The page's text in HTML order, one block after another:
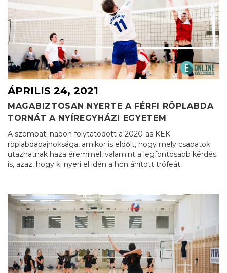
ÁPRILIS 24, 2021
MAGABIZTOSAN NYERTE A FÉRFI RÖPLABDA
TORNÁT A NYÍREGYHÁZI EGYETEM
A szombati napon folytatódott a 2020-as KEK
röplabdabajnoksága, amikor is eldőlt, hogy mely csapatok
utazhatnak haza éremmel, valamint a legfontosabb kérdés
is, azaz, hogy ki nyeri el idén a hőn áhított trófeát.